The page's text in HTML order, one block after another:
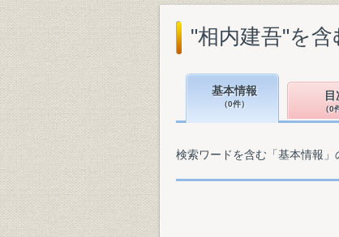
"相内建吾"を
基本情報
（0件）
（0
検索ワードを含む「基本情報」